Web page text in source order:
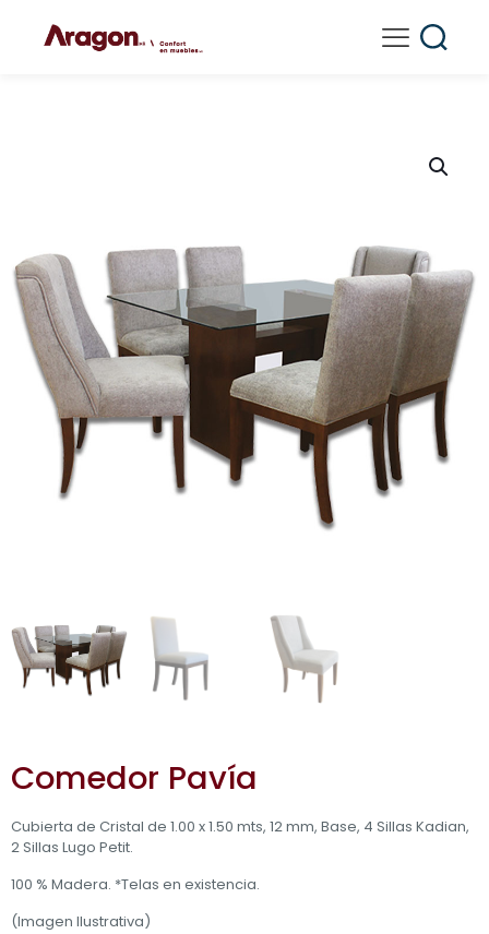
Comedor Pavía
Cubierta de Cristal de 1.00 x 1.50 mts, 12 mm, Base, 4 Sillas Kadian,
2 Sillas Lugo Petit.
100 % Madera. *Telas en existencia.
(Imagen Ilustrativa)